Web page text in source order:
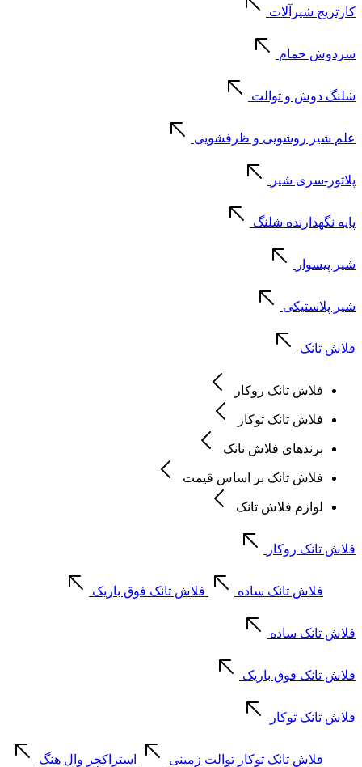
کارتریج شیرآلات
سردوش حمام
شلنگ دوش و توالت
علم شیر روشویی و ظرفشویی
پلاتور-سری شیر
پایه نگهدارنده شلنگ
شیر پیسوار
شیر پلاستیکی
فلاش تانک
فلاش تانک روکار
فلاش تانک توکار
برندهای فلاش تانک
فلاش تانک بر اساس قیمت
لوازم فلاش تانک
فلاش تانک روکار
فلاش تانک ساده فلاش تانک فوق باریک
فلاش تانک ساده
فلاش تانک فوق باریک
فلاش تانک توکار
فلاش تانک توکار توالت زمینی استراکچر وال هنگ